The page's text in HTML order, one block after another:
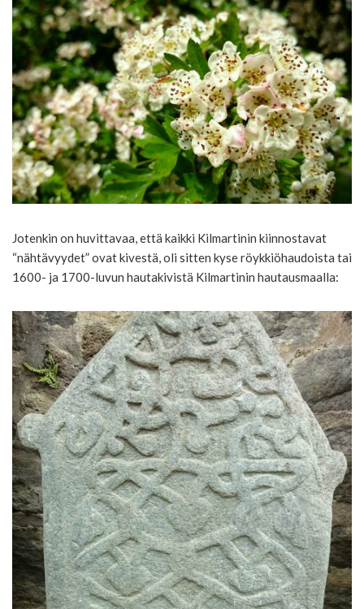
Jotenkin on huvittavaa, että kaikki Kilmartinin kiinnostavat
“nähtävyydet” ovat kivestä, oli sitten kyse röykkiöhaudoista tai
1600- ja 1700-luvun hautakivistä Kilmartinin hautausmaalla: